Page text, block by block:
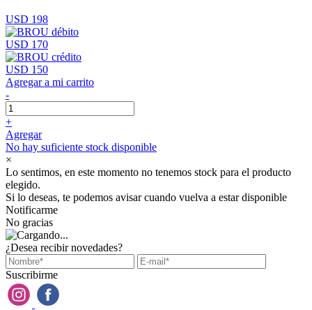
USD 198
USD 170
USD 150
Agregar a mi carrito
-
+
Agregar
No hay suficiente stock disponible
×
Lo sentimos, en este momento no tenemos stock para el producto
elegido.
Si lo deseas, te podemos avisar cuando vuelva a estar disponible
Notificarme
No gracias
¿Desea recibir novedades?
Suscribirme